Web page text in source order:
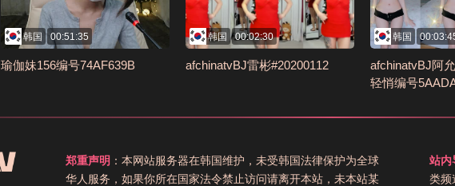
韩国 00:51:35
瑜伽妹156编号74AF639B
韩国 00:02:30
afchinatvBJ雷彬#20200112
韩国
afchinatvBJ阿
轻悄编号
郑重声明 ：本网站服务器在韩国维护，未受韩国法律保护为全球
华人服务，如果你所在国家法令禁止访问请离开本站，未本站某
站内
类频